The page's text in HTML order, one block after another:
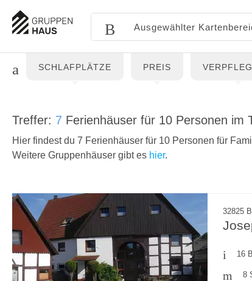
SCHLAFPLÄTZE PREIS
Treffer: 7 Ferienhäuser für 10 Personen im
Hier findest du 7 Ferienhäuser für 10 Personen für
Weitere Gruppenhäuser gibt es hier.
32825
16
8